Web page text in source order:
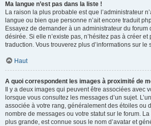
Ma langue n’est pas dans la liste !
La raison la plus probable est que l’administrateur
langue ou bien que personne n’ait encore traduit
Essayez de demander à un administrateur du forum
désirée. Si elle n’existe pas, n’hésitez pas à créer
traduction. Vous trouverez plus d’informations sur le
Haut
A quoi correspondent les images à proximité de
Il y a deux images qui peuvent être associées avec
lorsque vous consultez les messages d’un sujet.
associée à votre rang, généralement des étoiles ou
nombre de messages ou votre statut sur le forum.
plus grande, est connue sous le nom d’avatar et